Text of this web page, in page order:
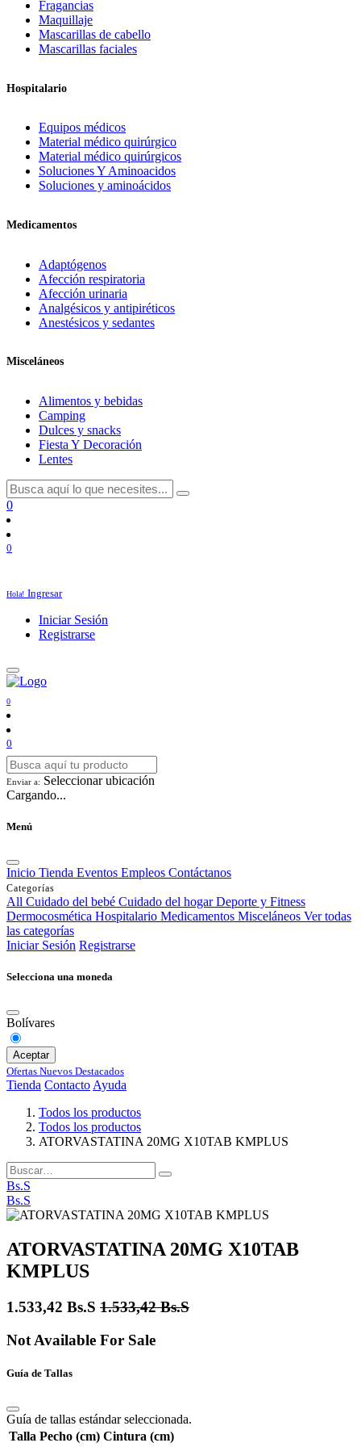
Fragancias
Maquillaje
Mascarillas de cabello
Mascarillas faciales
Hospitalario
Equipos médicos
Material médico quirúrgico
Material médico quirúrgicos
Soluciones Y Aminoacidos
Soluciones y aminoácidos
Medicamentos
Adaptógenos
Afección respiratoria
Afección urinaria
Analgésicos y antipiréticos
Anestésicos y sedantes
Misceláneos
Alimentos y bebidas
Camping
Dulces y snacks
Fiesta Y Decoración
Lentes
0
0
Hola! Ingresar
Iniciar Sesión
Registrarse
0
0
Enviar a: Seleccionar ubicación
Cargando...
Menú
Inicio Tienda Eventos Empleos Contáctanos
Categorías
All Cuidado del bebé Cuidado del hogar Deporte y Fitness
Dermocosmética Hospitalario Medicamentos Misceláneos Ver todas
las categorías
Iniciar Sesión Registrarse
Selecciona una moneda
Bolívares
Aceptar
Ofertas Nuevos Destacados
Tienda Contacto Ayuda
Todos los productos
Todos los productos
ATORVASTATINA 20MG X10TAB KMPLUS
Bs.S
Bs.S
ATORVASTATINA 20MG X10TAB
KMPLUS
1.533,42 Bs.S 1.533,42Bs.S
Not Available For Sale
Guía de Tallas
Guía de tallas estándar seleccionada.
Talla Pecho (cm) Cintura (cm)